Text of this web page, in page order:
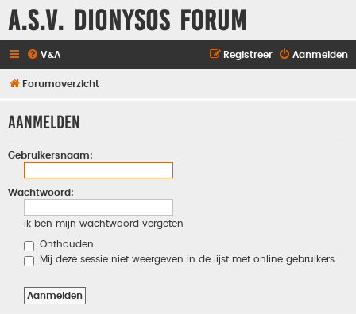
A.S.V. Dionysos Forum
V&A Aanmelden
Registreer
Forumoverzicht
Aanmelden
Gebruikersnaam:
Wachtwoord:
Ik ben mijn wachtwoord vergeten
Onthouden
Mij deze sessie niet weergeven in de lijst met online gebruikers